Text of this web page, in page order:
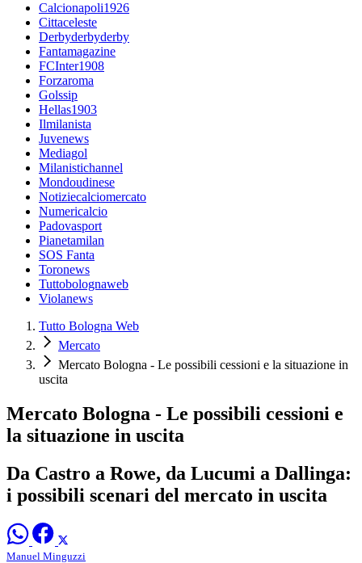
Calcionapoli1926
Cittaceleste
Derbyderbyderby
Fantamagazine
FCInter1908
Forzaroma
Golssip
Hellas1903
Ilmilanista
Juvenews
Mediagol
Milanistichannel
Mondoudinese
Notiziecalciomercato
Numericalcio
Padovasport
Pianetamilan
SOS Fanta
Toronews
Tuttobolognaweb
Violanews
Tutto Bologna Web
Mercato
Mercato Bologna - Le possibili cessioni e la situazione in
uscita
Mercato Bologna - Le possibili cessioni e
la situazione in uscita
Da Castro a Rowe, da Lucumi a Dallinga:
i possibili scenari del mercato in uscita
Manuel Minguzzi